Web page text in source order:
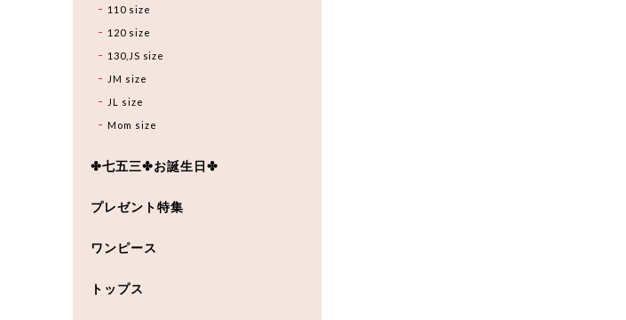
110 size
120 size
130,JS size
JM size
JL size
Mom size
✤七五三✤お誕生日✤
プレゼント特集
ワンピース
トップス